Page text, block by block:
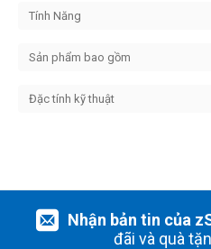
Tính Năng
Sản phẩm bao gồm
Đặc tính kỹ thuật
Nhận bản tin của
đãi và quà